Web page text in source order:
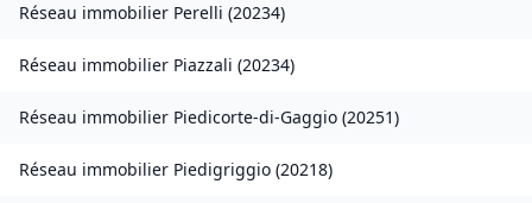
Réseau immobilier Perelli (20234)
Réseau immobilier Piazzali (20234)
Réseau immobilier Piedicorte-di-Gaggio (20251)
Réseau immobilier Piedigriggio (20218)